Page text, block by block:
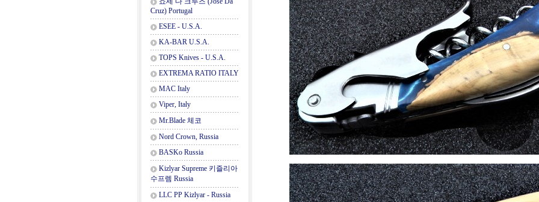
Cruz) Portugal
ESEE - U.S.A.
KA-BAR U.S.A.
TOPS Knives - U.S.A.
EXTREMA RATIO ITALY
MAC Italy
Viper, Italy
Mr.Blade 체코
Nord Crown, Russia
BASKo Russia
Kizlyar Supreme 키즐리아
수프렘 Russia
LLC PP Kizlyar - Russia